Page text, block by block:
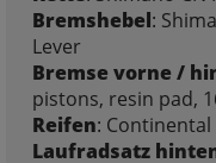
Bremshebel:
Lever
Bremse vorne /
pistons, resin pad,
Reifen:
Laufradsatz